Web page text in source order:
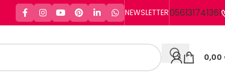
NEWSLETTER056131741361
0,00